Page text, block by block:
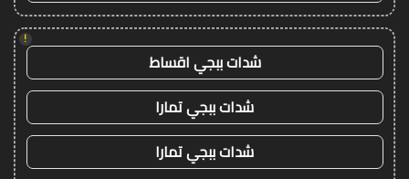
!
شدات ببجي اقساط
شدات ببجي تمارا
شدات ببجي تمارا